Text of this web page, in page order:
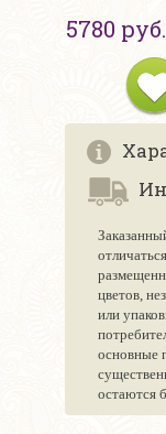
5780 руб.
цветов,
или
основные
остаются